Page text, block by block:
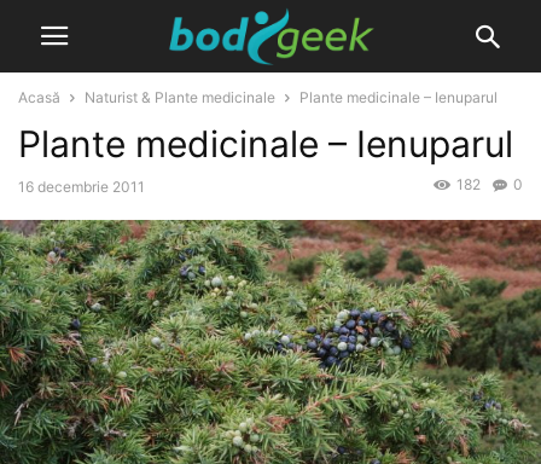
Acasă Naturist & Plante medicinale Plante medicinale – Ienuparul
Plante medicinale – Ienuparul
16 decembrie 2011 0
182